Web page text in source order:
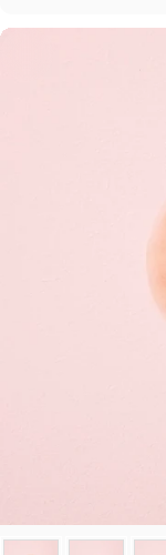
Cor